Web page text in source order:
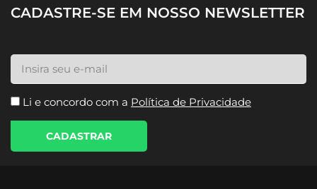
CADASTRE-SE EM NOSSO NEWSLETTER
Li e concordo com a Política de Privacidade
CADASTRAR